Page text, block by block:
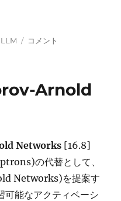
LLM
CRISPR-
Agent
Gene-
Editing
Experiments に
コメント
Arnold
Networks [16.8]
の代替として、
Networks)を提案す
可能なアクティベーシ